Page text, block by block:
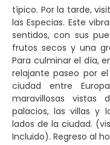
típico. Por la tarde,
las Especias. Este
sentidos, con sus
frutos secos y una
Para culminar el día,
relajante paseo por
ciudad entre
maravillosas vistas
palacios, las villas y
lados de la ciudad.
Incluido). Regreso al